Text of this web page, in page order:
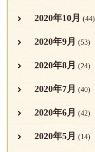
2020年10月 (44)
2020年9月 (53)
2020年8月 (24)
2020年7月 (40)
2020年6月 (42)
2020年5月 (14)